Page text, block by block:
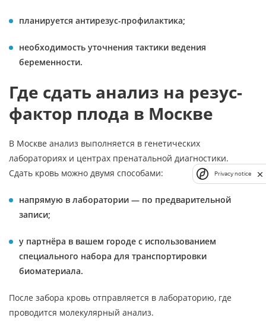
планируется антирезус-профилактика;
необходимость уточнения тактики ведения
беременности.
Где сдать анализ на резус-
фактор плода в Москве
В Москве анализ выполняется в генетических
лабораториях и центрах пренатальной диагностики.
Сдать кровь можно двумя способами:
напрямую в лаборатории — по предварительной
записи;
у партнёра в вашем городе с использованием
специального набора для транспортировки
биоматериала.
После забора кровь отправляется в лабораторию, где
проводится молекулярный анализ.
Privacy notice